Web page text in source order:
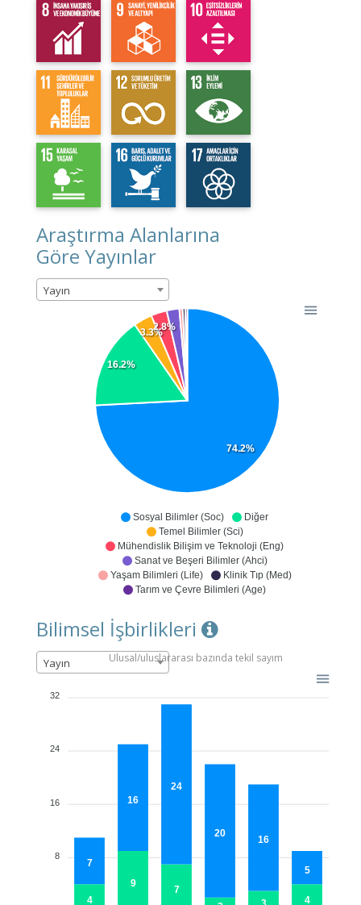
Araştırma Alanlarına
Göre Yayınlar
Yayın
Sosyal Bilimler (Soc)
Diğer
Temel Bilimler (Sci)
Mühendislik Bilişim ve Teknoloji (Eng)
Sanat ve Beşeri Bilimler (Ahci)
Yaşam Bilimleri (Life)
Klinik Tıp (Med)
Tarım ve Çevre Bilimleri (Age)
74.2%
16.2%
3.3%2.8%
Bilimsel İşbirlikleri
Yayın Ulusal/uluslararası bazında tekil sayım
4
9
7
4
7
16
24
20
16
5
32
24
16
8